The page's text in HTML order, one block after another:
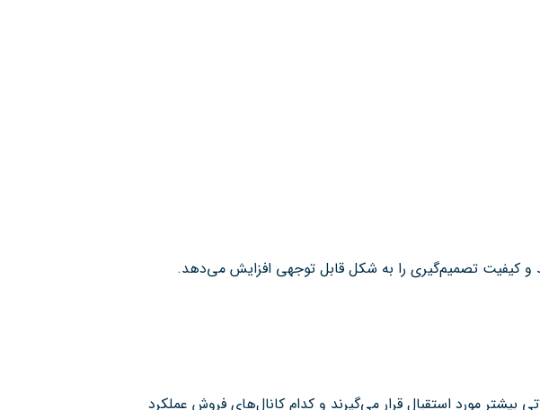
و کیفیت تصمیم‌گیری را به شکل قابل توجهی افزایش می‌دهد.
مورد استقبال قرار می‌گیرند و کدام کانال‌های فروش عملکرد